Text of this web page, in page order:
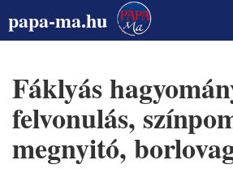
papa-ma.hu
Fáklyás
felvonulás,
megnyitó,